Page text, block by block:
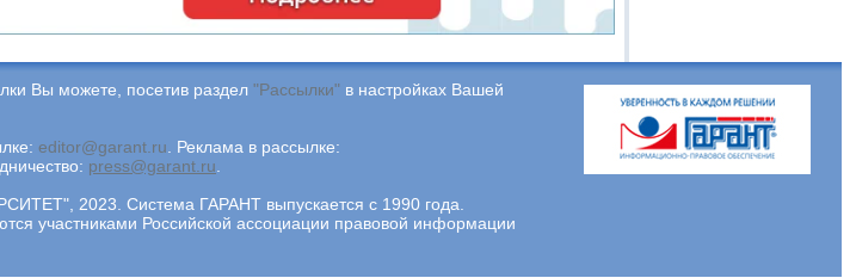
Вы можете, посетив раздел "Рассылки" в настройках Вашей
editor@garant.ru
Реклама в рассылке:
press@garant.ru
2023. Система ГАРАНТ выпускается с 1990 года.
участниками Российской ассоциации правовой информации